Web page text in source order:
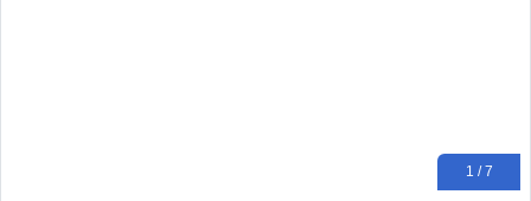
1 / 7